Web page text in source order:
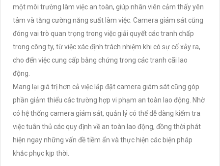
một môi trường làm việc an toàn, giúp nhân viên cảm thấy yên
tâm và tăng cường năng suất làm việc. Camera giám sát cũng
đóng vai trò quan trọng trong việc giải quyết các tranh chấp
trong công ty, từ việc xác định trách nhiệm khi có sự cố xảy ra,
cho đến việc cung cấp bằng chứng trong các tranh cãi lao
động.
Mang lại giá trị hơn cả việc lắp đặt camera giám sát cũng góp
phần giảm thiểu các trường hợp vi phạm an toàn lao động. Nhờ
có hệ thống camera giám sát, quản lý có thể dễ dàng kiểm tra
việc tuân thủ các quy định về an toàn lao động, đồng thời phát
hiện ngay những vấn đề tiềm ẩn và thực hiện các biện pháp
khắc phục kịp thời.